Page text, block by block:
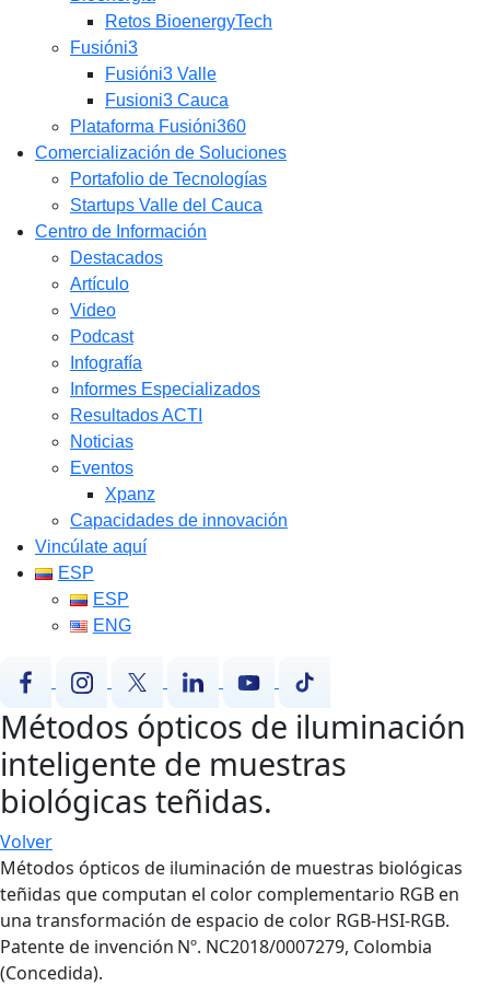
Retos BioenergyTech
Fusióni3
Fusióni3 Valle
Fusioni3 Cauca
Plataforma Fusióni360
Comercialización de Soluciones
Portafolio de Tecnologías
Startups Valle del Cauca
Centro de Información
Destacados
Artículo
Video
Podcast
Infografía
Informes Especializados
Resultados ACTI
Noticias
Eventos
Xpanz
Capacidades de innovación
Vincúlate aquí
ESP
ESP
ENG
Métodos ópticos de iluminación
inteligente de muestras
biológicas teñidas.
Volver
Métodos ópticos de iluminación de muestras biológicas
teñidas que computan el color complementario RGB en
una transformación de espacio de color RGB-HSI-RGB.
Patente de invención Nº. NC2018/0007279, Colombia
(Concedida).